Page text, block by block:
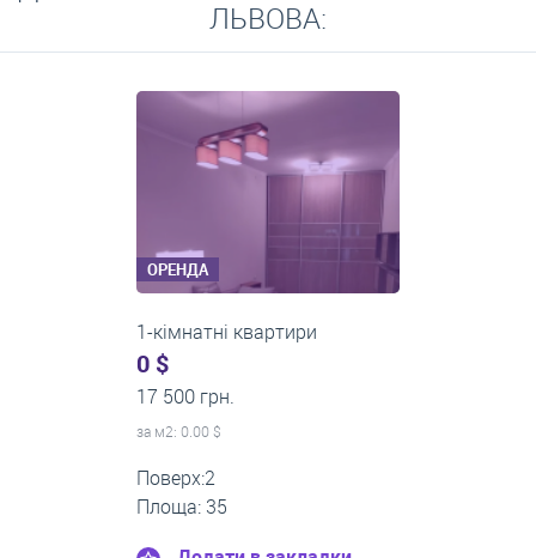
ЛЬВОВА:
ОРЕНДА
3-кімнатні квартири
500 $
0 грн.
за м2: 8.33 $
Поверх:3
Площа: 60